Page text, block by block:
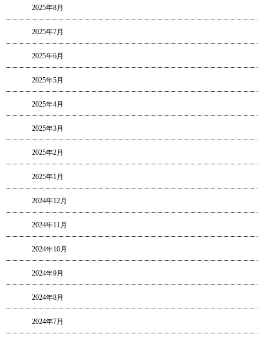
2025年8月
2025年7月
2025年6月
2025年5月
2025年4月
2025年3月
2025年2月
2025年1月
2024年12月
2024年11月
2024年10月
2024年9月
2024年8月
2024年7月